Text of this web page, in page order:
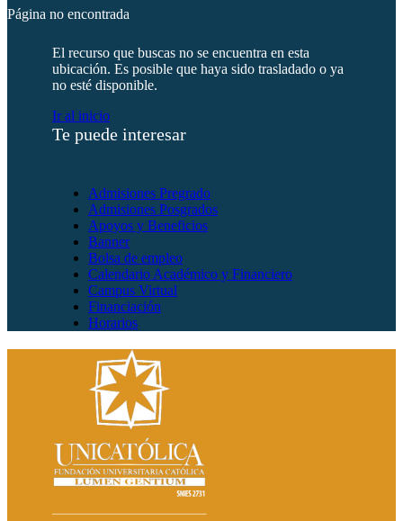
Página no encontrada
El recurso que buscas no se encuentra en esta
ubicación. Es posible que haya sido trasladado o ya
no esté disponible.
Ir al inicio
Te puede interesar
Admisiones Pregrado
Admisiones Posgrados
Apoyos y Beneficios
Banner
Bolsa de empleo
Calendario Académico y Financiero
Campus Virtual
Financiación
Horarios